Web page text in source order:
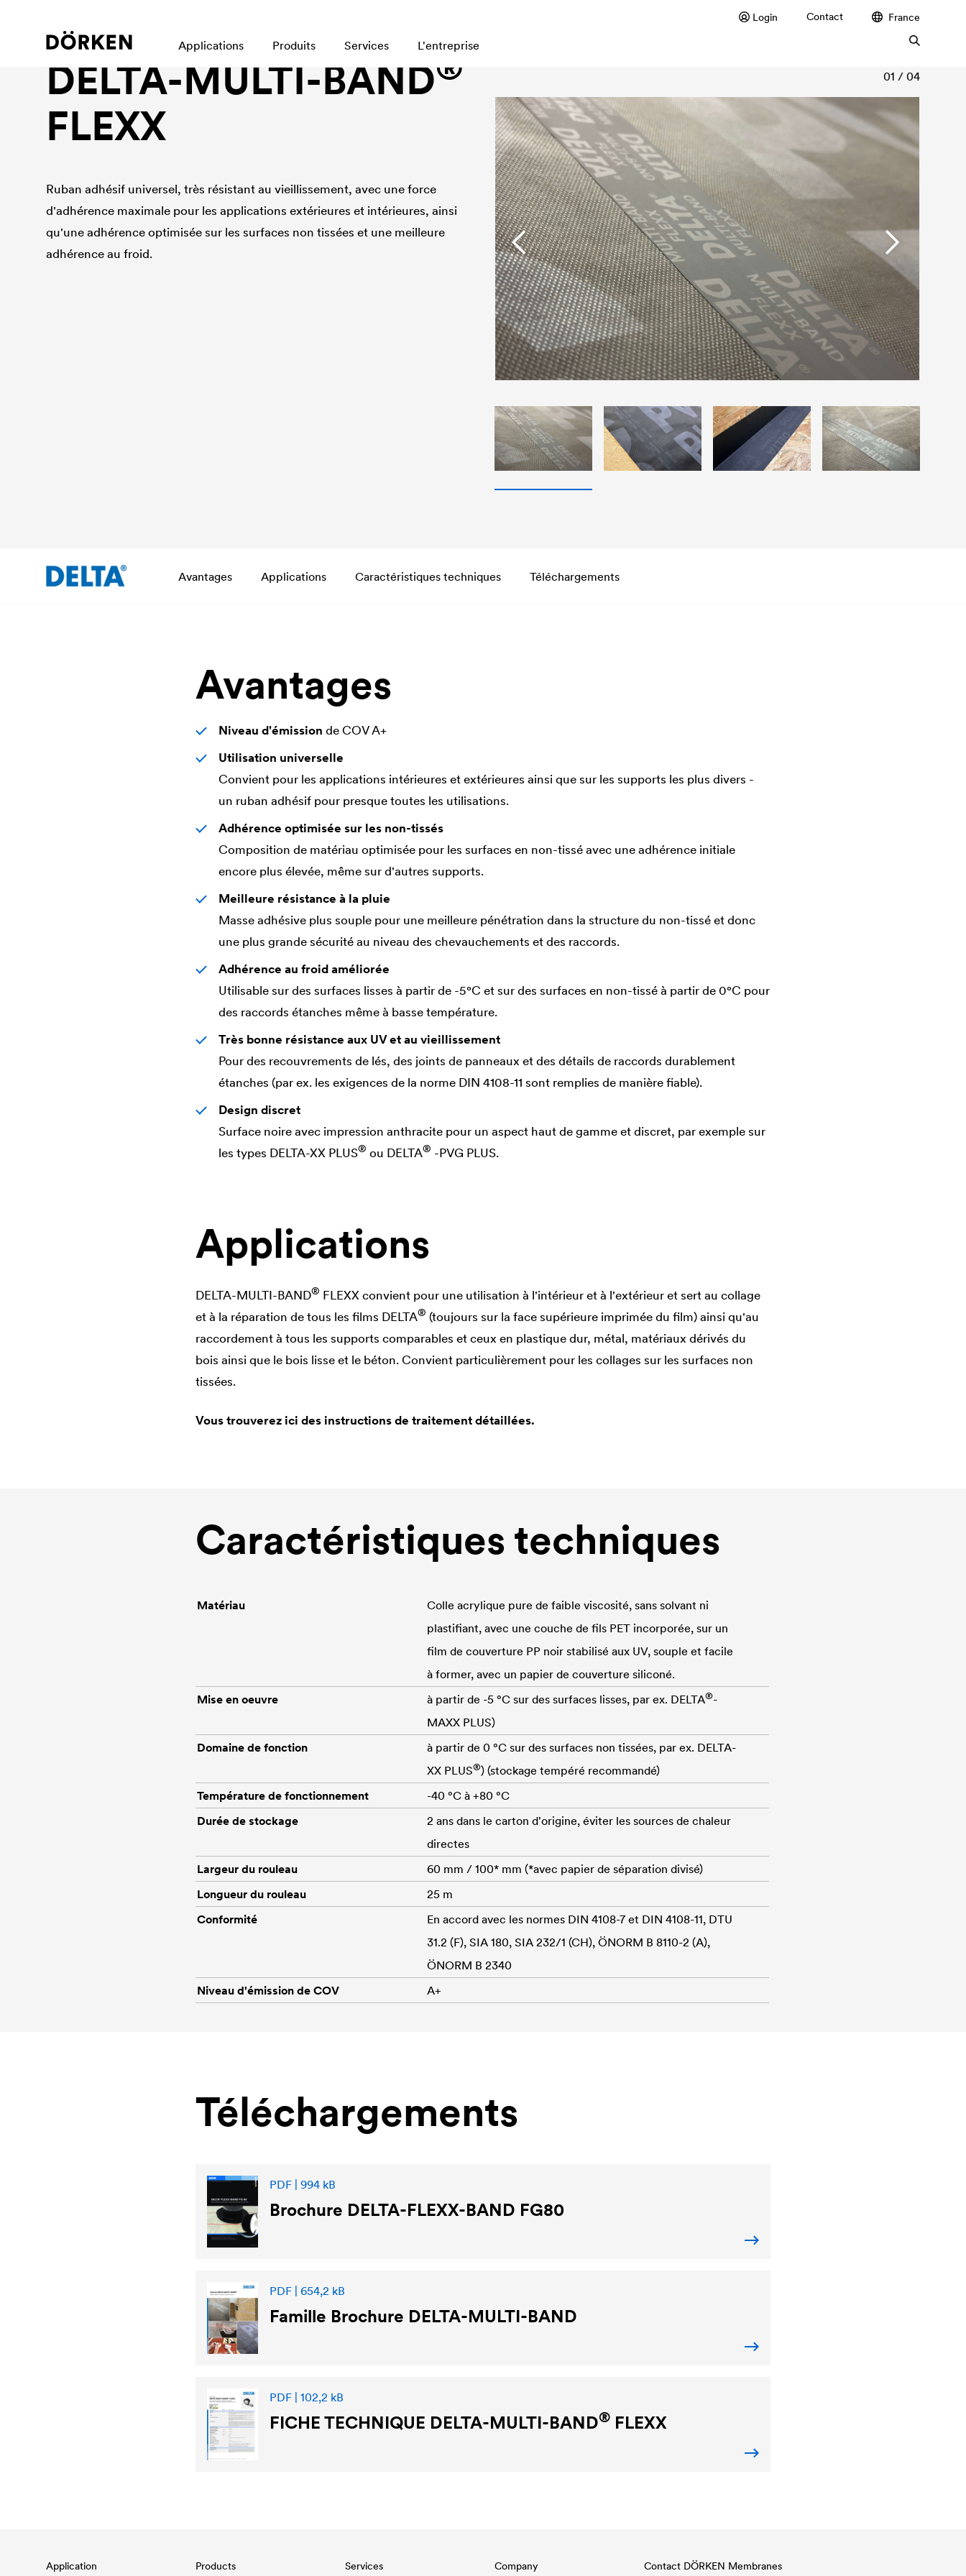
Login Contact France
Applications Produits Services L'entreprise
Gamme de rubans adhésifs
DELTA-MULTI-BAND®
FLEXX
Ruban adhésif universel, très résistant au vieillissement, avec une force
d'adhérence maximale pour les applications extérieures et intérieures, ainsi
qu'une adhérence optimisée sur les surfaces non tissées et une meilleure
adhérence au froid.
01 / 04
Avantages Applications Caractéristiques techniques Téléchargements
Avantages
Niveau d'émission de COV A+
Utilisation universelle
Convient pour les applications intérieures et extérieures ainsi que sur les supports les plus divers -
un ruban adhésif pour presque toutes les utilisations.
Adhérence optimisée sur les non-tissés
Composition de matériau optimisée pour les surfaces en non-tissé avec une adhérence initiale
encore plus élevée, même sur d'autres supports.
Meilleure résistance à la pluie
Masse adhésive plus souple pour une meilleure pénétration dans la structure du non-tissé et donc
une plus grande sécurité au niveau des chevauchements et des raccords.
Adhérence au froid améliorée
Utilisable sur des surfaces lisses à partir de -5°C et sur des surfaces en non-tissé à partir de 0°C pour
des raccords étanches même à basse température.
Très bonne résistance aux UV et au vieillissement
Pour des recouvrements de lés, des joints de panneaux et des détails de raccords durablement
étanches (par ex. les exigences de la norme DIN 4108-11 sont remplies de manière fiable).
Design discret
Surface noire avec impression anthracite pour un aspect haut de gamme et discret, par exemple sur
les types DELTA-XX PLUS® ou DELTA® -PVG PLUS.
Applications
DELTA-MULTI-BAND® FLEXX convient pour une utilisation à l'intérieur et à l'extérieur et sert au collage
et à la réparation de tous les films DELTA® (toujours sur la face supérieure imprimée du film) ainsi qu'au
raccordement à tous les supports comparables et ceux en plastique dur, métal, matériaux dérivés du
bois ainsi que le bois lisse et le béton. Convient particulièrement pour les collages sur les surfaces non
tissées.
Vous trouverez ici des instructions de traitement détaillées.
Caractéristiques techniques
Matériau
Colle acrylique pure de faible viscosité, sans solvant ni
plastifiant, avec une couche de fils PET incorporée, sur un
film de couverture PP noir stabilisé aux UV, souple et facile
à former, avec un papier de couverture siliconé.
Mise en oeuvre
à partir de -5 °C sur des surfaces lisses, par ex. DELTA®-
MAXX PLUS)
Domaine de fonction
à partir de 0 °C sur des surfaces non tissées, par ex. DELTA-
XX PLUS®) (stockage tempéré recommandé)
Température de fonctionnement
-40 °C à +80 °C
Durée de stockage
2 ans dans le carton d'origine, éviter les sources de chaleur
directes
Largeur du rouleau
60 mm / 100* mm (*avec papier de séparation divisé)
Longueur du rouleau
25 m
Conformité
En accord avec les normes DIN 4108-7 et DIN 4108-11, DTU
31.2 (F), SIA 180, SIA 232/1 (CH), ÖNORM B 8110-2 (A),
ÖNORM B 2340
Niveau d'émission de COV
A+
Téléchargements
PDF | 994 kB
Brochure DELTA-FLEXX-BAND FG80
PDF | 654,2 kB
Famille Brochure DELTA-MULTI-BAND
PDF | 102,2 kB
FICHE TECHNIQUE DELTA-MULTI-BAND® FLEXX
Application Products Services Company Contact DÖRKEN Membranes